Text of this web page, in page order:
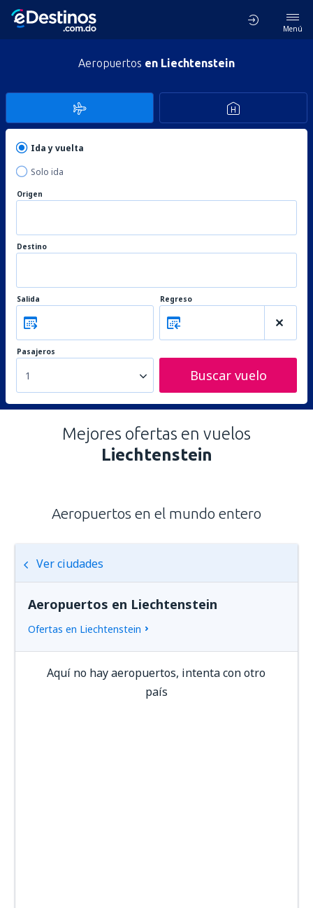
Menú
Aeropuertos en Liechtenstein
Ida y vuelta
Solo ida
Origen
Destino
Salida Regreso
Pasajeros
1 Buscar vuelo
Mejores ofertas en vuelos
Liechtenstein
Aeropuertos en el mundo entero
Ver ciudades
Aeropuertos en Liechtenstein
Ofertas en Liechtenstein
Aquí no hay aeropuertos, intenta con otro
país